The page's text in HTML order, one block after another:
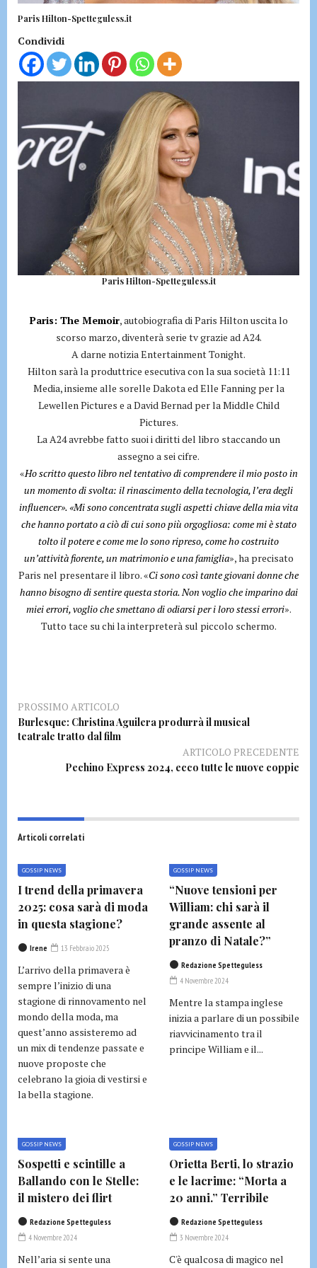
Paris Hilton-Spetteguless.it
Condividi
Paris Hilton-Spetteguless.it
Paris: The Memoir, autobiografia di Paris Hilton uscita lo
scorso marzo, diventerà serie tv grazie ad A24.
A darne notizia Entertainment Tonight.
Hilton sarà la produttrice esecutiva con la sua società 11:11
Media, insieme alle sorelle Dakota ed Elle Fanning per la
Lewellen Pictures e a David Bernad per la Middle Child
Pictures.
La A24 avrebbe fatto suoi i diritti del libro staccando un
assegno a sei cifre.
«Ho scritto questo libro nel tentativo di comprendere il mio posto in
un momento di svolta: il rinascimento della tecnologia, l’era degli
influencer». «Mi sono concentrata sugli aspetti chiave della mia vita
che hanno portato a ciò di cui sono più orgogliosa: come mi è stato
tolto il potere e come me lo sono ripreso, come ho costruito
un’attività fiorente, un matrimonio e una famiglia», ha precisato
Paris nel presentare il libro. «Ci sono così tante giovani donne che
hanno bisogno di sentire questa storia. Non voglio che imparino dai
miei errori, voglio che smettano di odiarsi per i loro stessi errori».
Tutto tace su chi la interpreterà sul piccolo schermo.
PROSSIMO ARTICOLO
Burlesque: Christina Aguilera produrrà il musical
teatrale tratto dal film
ARTICOLO PRECEDENTE
Pechino Express 2024, ecco tutte le nuove coppie
Articoli correlati
GOSSIP NEWS
I trend della primavera
2025: cosa sarà di moda
in questa stagione?
Irene 13 Febbraio 2025
L’arrivo della primavera è
sempre l’inizio di una
stagione di rinnovamento nel
mondo della moda, ma
quest’anno assisteremo ad
un mix di tendenze passate e
nuove proposte che
celebrano la gioia di vestirsi e
la bella stagione.
GOSSIP NEWS
“Nuove tensioni per
William: chi sarà il
grande assente al
pranzo di Natale?”
Redazione Spetteguless
4 Novembre 2024
Mentre la stampa inglese
inizia a parlare di un possibile
riavvicinamento tra il
principe William e il...
GOSSIP NEWS
Sospetti e scintille a
Ballando con le Stelle:
il mistero dei flirt
Redazione Spetteguless
4 Novembre 2024
Nell’aria si sente una
GOSSIP NEWS
Orietta Berti, lo strazio
e le lacrime: “Morta a
20 anni.” Terribile
Redazione Spetteguless
3 Novembre 2024
C'è qualcosa di magico nel